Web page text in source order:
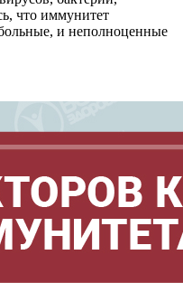
что иммунитет
и неполноценные